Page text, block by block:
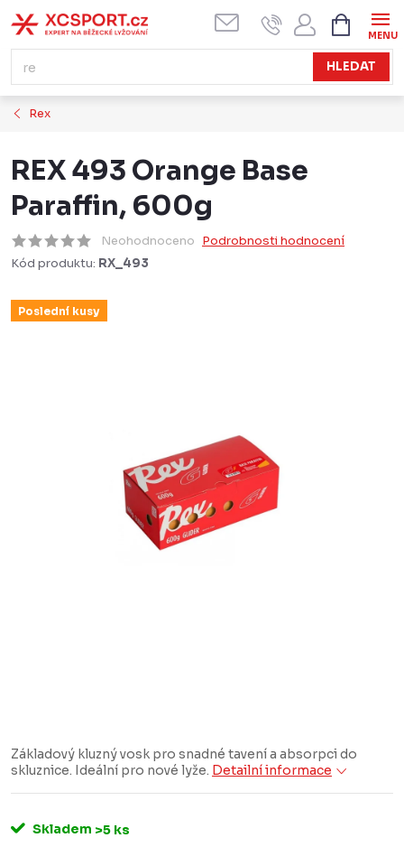
na
obsah
HLEDAT
KOŠÍK
Rex
REX 493 Orange Base
Paraffin, 600g
Neohodnoceno Podrobnosti hodnocení
Kód produktu: RX_493
Poslední kusy
Základový kluzný vosk pro snadné tavení a absorpci do
skluznice. Ideální pro nové lyže. Detailní informace
Skladem >5 ks